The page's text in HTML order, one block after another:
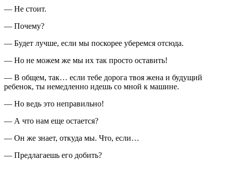
— Не стоит.
— Почему?
— Будет лучше, если мы поскорее уберемся отсюда.
— Но не можем же мы их так просто оставить!
— В общем, так… если тебе дорога твоя жена и будущий
ребенок, ты немедленно идешь со мной к машине.
— Но ведь это неправильно!
— А что нам еще остается?
— Он же знает, откуда мы. Что, если…
— Предлагаешь его добить?